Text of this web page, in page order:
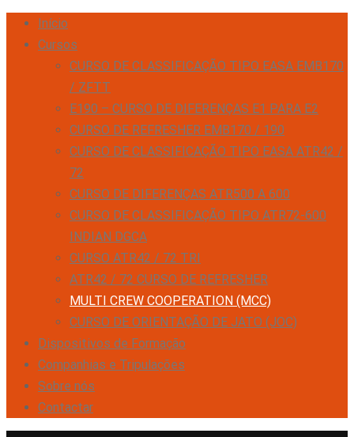
Início
Cursos
CURSO DE CLASSIFICAÇÃO TIPO EASA EMB170
/ ZFTT
E190 – CURSO DE DIFERENÇAS E1 PARA E2
CURSO DE REFRESHER EMB170 / 190
CURSO DE CLASSIFICAÇÃO TIPO EASA ATR42 /
72
CURSO DE DIFERENÇAS ATR500 A 600
CURSO DE CLASSIFICAÇÃO TIPO ATR72-600
INDIAN DGCA
CURSO ATR42 / 72 TRI
ATR42 / 72 CURSO DE REFRESHER
MULTI CREW COOPERATION (MCC)
CURSO DE ORIENTAÇÃO DE JATO (JOC)
Dispositivos de Formação
Companhias e Tripulações
Sobre nós
Contactar